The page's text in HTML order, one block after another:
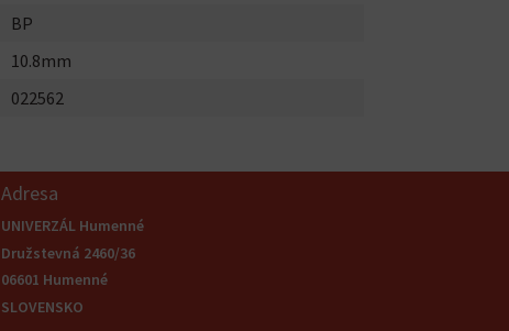
BP
10.8mm
022562
Adresa
UNIVERZÁL Humenné
Družstevná 2460/36
06601 Humenné
SLOVENSKO